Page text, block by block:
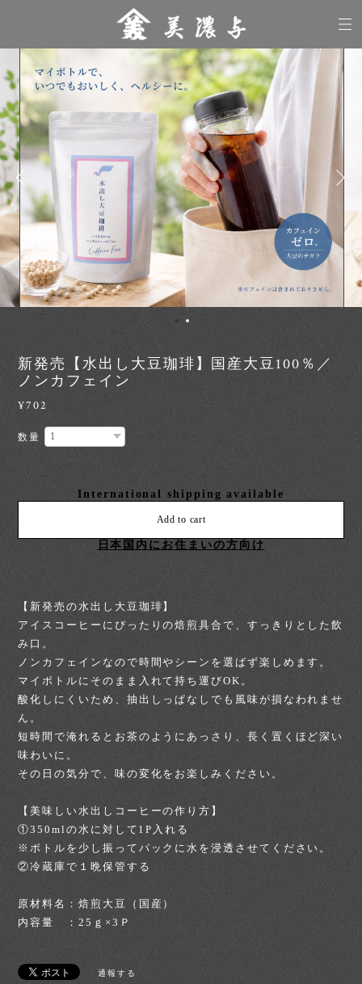
新発売【水出し大豆珈琲】国産大豆100％／
ノンカフェイン
¥702
数量
International shipping available
Add to cart
日本国内にお住まいの方向け
【新発売の水出し大豆珈琲】
アイスコーヒーにぴったりの焙煎具合で、すっきりとした飲
み口。
ノンカフェインなので時間やシーンを選ばず楽しめます。
マイボトルにそのまま入れて持ち運びOK。
酸化しにくいため、抽出しっぱなしでも風味が損なわれませ
ん。
短時間で淹れるとお茶のようにあっさり、長く置くほど深い
味わいに。
その日の気分で、味の変化をお楽しみください。
【美味しい水出しコーヒーの作り方】
①350mlの水に対して1P入れる
※ボトルを少し振ってパックに水を浸透させてください。
②冷蔵庫で１晩保管する
原材料名：焙煎大豆（国産）
内容量 ：25ｇ×3Ｐ
通報する